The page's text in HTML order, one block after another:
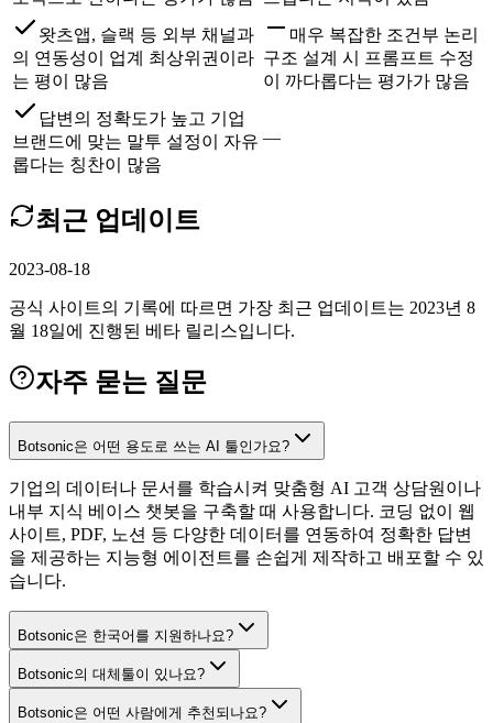
왓츠앱, 슬랙 등 외부 채널과
의 연동성이 업계 최상위권이라
는 평이 많음
매우 복잡한 조건부 논리
구조 설계 시 프롬프트 수정
이 까다롭다는 평가가 많음
답변의 정확도가 높고 기업
브랜드에 맞는 말투 설정이 자유
롭다는 칭찬이 많음
—
최근 업데이트
2023-08-18
공식 사이트의 기록에 따르면 가장 최근 업데이트는 2023년 8
월 18일에 진행된 베타 릴리스입니다.
자주 묻는 질문
Botsonic은 어떤 용도로 쓰는 AI 툴인가요?
기업의 데이터나 문서를 학습시켜 맞춤형 AI 고객 상담원이나
내부 지식 베이스 챗봇을 구축할 때 사용합니다. 코딩 없이 웹
사이트, PDF, 노션 등 다양한 데이터를 연동하여 정확한 답변
을 제공하는 지능형 에이전트를 손쉽게 제작하고 배포할 수 있
습니다.
Botsonic은 한국어를 지원하나요?
Botsonic의 대체툴이 있나요?
Botsonic은 어떤 사람에게 추천되나요?